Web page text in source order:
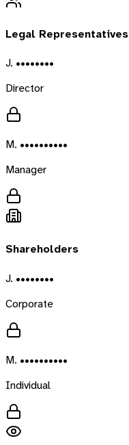
Legal Representatives
J. ••••••••
Director
M. ••••••••••
Manager
Shareholders
J. ••••••••
Corporate
M. ••••••••••
Individual